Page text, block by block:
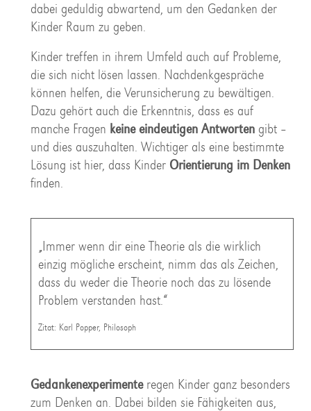
dabei geduldig abwartend, um den Gedanken der
Kinder Raum zu geben.
Kinder treffen in ihrem Umfeld auch auf Probleme,
die sich nicht lösen lassen. Nachdenkgespräche
können helfen, die Verunsicherung zu bewältigen.
Dazu gehört auch die Erkenntnis, dass es auf
manche Fragen keine eindeutigen Antwortengibt –
und dies auszuhalten. Wichtiger als eine bestimmte
Lösung ist hier, dass Kinder Orientierung im Denken
finden.
„Immer wenn dir eine Theorie als die wirklich
einzig mögliche erscheint, nimm das als Zeichen,
dass du weder die Theorie noch das zu lösende
Problem verstanden hast.“
Zitat: Karl Popper, Philosoph
Gedankenexperimenteregen Kinder ganz besonders
zum Denken an. Dabei bilden sie Fähigkeiten aus,